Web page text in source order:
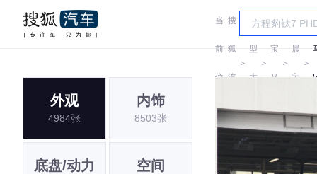
当
前
位
置:
搜
狐
汽
＞
车
型
大
＞
宝
马
＞
华
晨
宝
＞
5
外观
4984张
内饰
8503张
底盘/动力 空间